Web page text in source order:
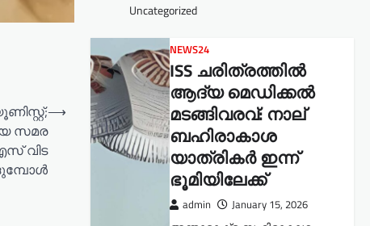
സമര
വിട
⟶
Uncategorized
NEWS24
ISS ചരിത്രത്തിൽ
ആദ്യ മെഡിക്കൽ
മടങ്ങിവരവ്: നാല്
ബഹിരാകാശ
യാത്രികർ ഇന്ന്
ഭൂമിയിലേക്ക്
admin January 15, 2026